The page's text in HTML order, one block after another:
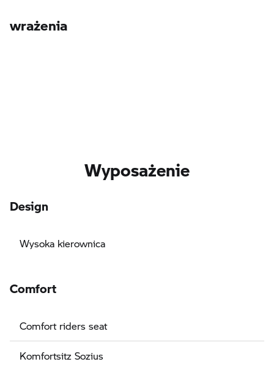
wrażenia
Wyposażenie
Design
Wysoka kierownica
Comfort
Comfort riders seat
Komfortsitz Sozius